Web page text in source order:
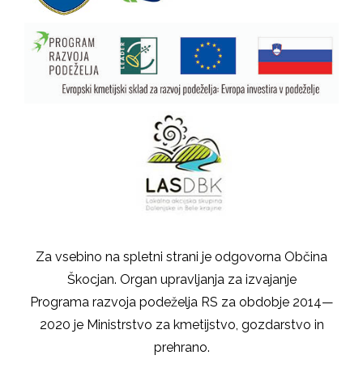
Za vsebino na spletni strani je odgovorna Občina
Škocjan. Organ upravljanja za izvajanje
Programa razvoja podeželja RS za obdobje 2014—
2020 je Ministrstvo za kmetijstvo, gozdarstvo in
prehrano.